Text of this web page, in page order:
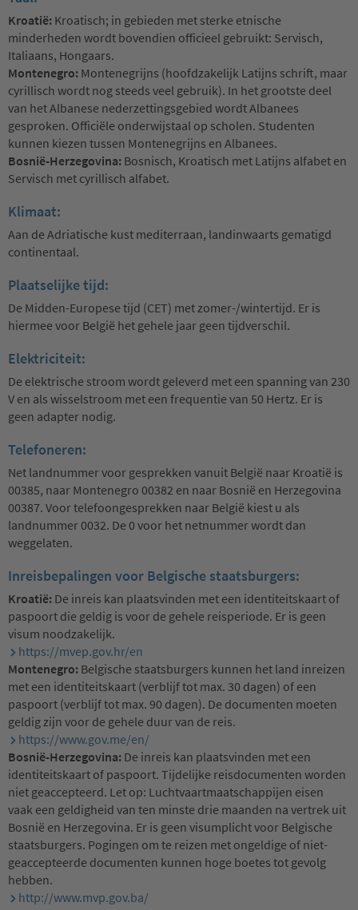
Kroatië: Kroatisch; in gebieden met sterke etnische
minderheden wordt bovendien officieel gebruikt: Servisch,
Italiaans, Hongaars.
Montenegro: Montenegrijns (hoofdzakelijk Latijns schrift, maar
cyrillisch wordt nog steeds veel gebruik). In het grootste deel
van het Albanese nederzettingsgebied wordt Albanees
gesproken. Officiële onderwijstaal op scholen. Studenten
kunnen kiezen tussen Montenegrijns en Albanees.
Bosnië-Herzegovina: Bosnisch, Kroatisch met Latijns alfabet en
Servisch met cyrillisch alfabet.
Klimaat:
Aan de Adriatische kust mediterraan, landinwaarts gematigd
continentaal.
Plaatselijke tijd:
De Midden-Europese tijd (CET) met zomer-/wintertijd. Er is
hiermee voor België het gehele jaar geen tijdverschil.
Elektriciteit:
De elektrische stroom wordt geleverd met een spanning van 230
V en als wisselstroom met een frequentie van 50 Hertz. Er is
geen adapter nodig.
Telefoneren:
Net landnummer voor gesprekken vanuit België naar Kroatië is
00385, naar Montenegro 00382 en naar Bosnië en Herzegovina
00387. Voor telefoongesprekken naar België kiest u als
landnummer 0032. De 0 voor het netnummer wordt dan
weggelaten.
Inreisbepalingen voor Belgische staatsburgers:
Kroatië: De inreis kan plaatsvinden met een identiteitskaart of
paspoort die geldig is voor de gehele reisperiode. Er is geen
visum noodzakelijk.
https://mvep.gov.hr/en
Montenegro: Belgische staatsburgers kunnen het land inreizen
met een identiteitskaart (verblijf tot max. 30 dagen) of een
paspoort (verblijf tot max. 90 dagen). De documenten moeten
geldig zijn voor de gehele duur van de reis.
https://www.gov.me/en/
Bosnië-Herzegovina: De inreis kan plaatsvinden met een
identiteitskaart of paspoort. Tijdelijke reisdocumenten worden
niet geaccepteerd. Let op: Luchtvaartmaatschappijen eisen
vaak een geldigheid van ten minste drie maanden na vertrek uit
Bosnië en Herzegovina. Er is geen visumplicht voor Belgische
staatsburgers. Pogingen om te reizen met ongeldige of niet-
geaccepteerde documenten kunnen hoge boetes tot gevolg
hebben.
http://www.mvp.gov.ba/